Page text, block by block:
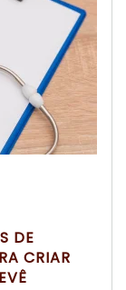
DE
CRIAR